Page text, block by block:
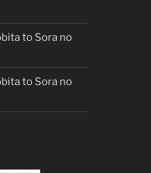
to Sora no
to Sora no